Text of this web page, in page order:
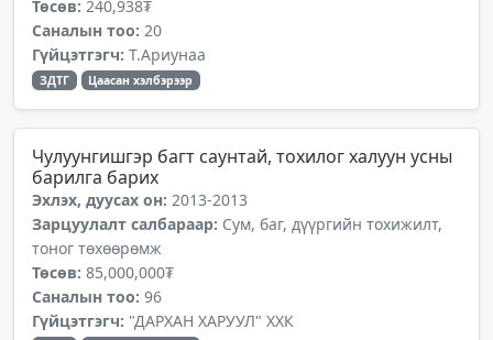
Төсөв: 240,938₮
Саналын тоо: 20
Гүйцэтгэгч: Т.Ариунаа
ЗДТГ Цаасан хэлбэрээр
Чулуунгишгэр багт саунтай, тохилог халуун усны
барилга барих
Эхлэх, дуусах он: 2013-2013
Зарцуулалт салбараар: Сум, баг, дүүргийн тохижилт,
тоног төхөөрөмж
Төсөв: 85,000,000₮
Саналын тоо: 96
Гүйцэтгэгч: "ДАРХАН ХАРУУЛ" ХХК